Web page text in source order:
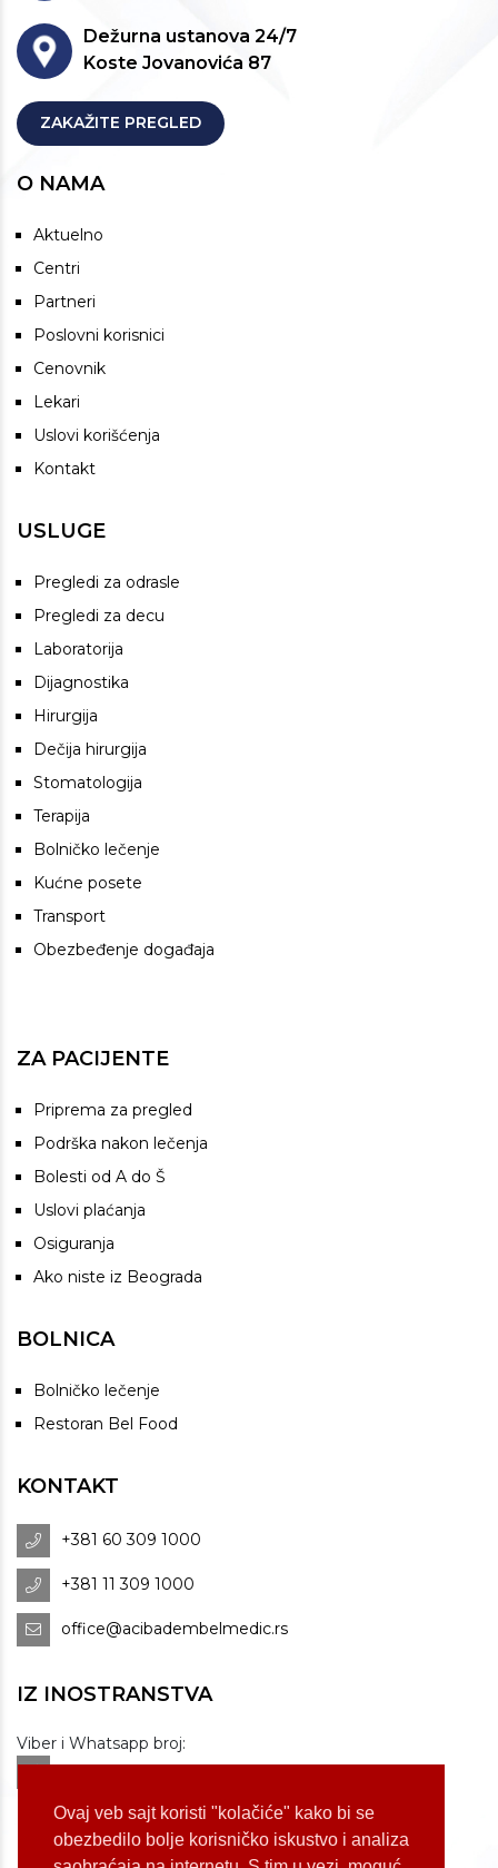
Ovaj veb sajt koristi "kolačiće" kako bi se
obezbedilo bolje korisničko iskustvo i analiza
Dežurna ustanova 24/7
Koste Jovanovića 87
ZAKAŽITE PREGLED
O NAMA
Aktuelno
Centri
Partneri
Poslovni korisnici
Cenovnik
Lekari
Uslovi korišćenja
Kontakt
USLUGE
Pregledi za odrasle
Pregledi za decu
Laboratorija
Dijagnostika
Hirurgija
Dečija hirurgija
Stomatologija
Terapija
Bolničko lečenje
Kućne posete
Transport
Obezbeđenje događaja
ZA PACIJENTE
Priprema za pregled
Podrška nakon lečenja
Bolesti od A do Š
Uslovi plaćanja
Osiguranja
Ako niste iz Beograda
BOLNICA
Bolničko lečenje
Restoran Bel Food
KONTAKT
+381 60 309 1000
+381 11 309 1000
office@acibadembelmedic.rs
IZ INOSTRANSTVA
Viber i Whatsapp broj:
+381 60 309 1070
Dostupnost: od 07 do 22h